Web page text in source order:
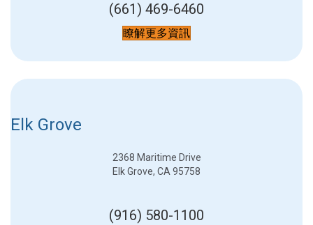
(661) 469-6460
瞭解更多資訊
Elk Grove
2368 Maritime Drive
Elk Grove, CA 95758
(916) 580-1100